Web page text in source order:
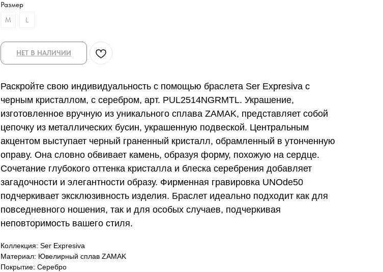
Размер
M
L
НЕТ В НАЛИЧИИ
Раскройте свою индивидуальность с помощью браслета Ser Expresiva с
черным кристаллом, с серебром, арт. PUL2514NGRMTL. Украшение,
изготовленное вручную из уникального сплава ZAMAK, представляет собой
цепочку из металлических бусин, украшенную подвеской. Центральным
акцентом выступает черный граненный кристалл, обрамленный в утонченную
оправу. Она словно обвивает камень, образуя форму, похожую на сердце.
Сочетание глубокого оттенка кристалла и блеска серебрения добавляет
загадочности и элегантности образу. Фирменная гравировка UNOde50
подчеркивает эксклюзивность изделия. Браслет идеально подходит как для
повседневного ношения, так и для особых случаев, подчеркивая
неповторимость вашего стиля.
Коллекция: Ser Expresiva
Материал: Ювелирный сплав ZAMAK
Покрытие: Серебро